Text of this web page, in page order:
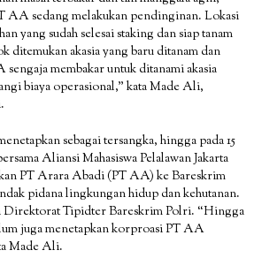
AA sedang melakukan pendinginan. Lokasi
yang sudah selesai staking dan siap tanam
ditemukan akasia yang baru ditanam dan
membakar untuk ditanami akasia
biaya operasional,” kata Made Ali,
sebagai tersangka, hingga pada 15
Aliansi Mahasiswa Pelalawan Jakarta
PT Arara Abadi (PT AA) ke Bareskrim
pidana lingkungan hidup dan kehutanan.
Direktorat Tipidter Bareskrim Polri. “Hingga
juga menetapkan korproasi PT AA
Made Ali.